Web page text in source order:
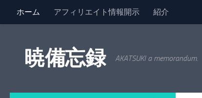
コンテンツへスキップ
ホーム アフィリエイト情報開示 紹介
暁備忘録 AKATSUKI a memorandum.